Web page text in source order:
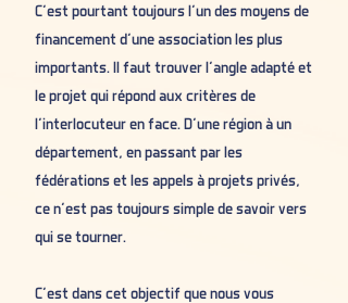
C’est pourtant toujours l'un des moyens de
financement d’une association les plus
importants. Il faut trouver l’angle adapté et
le projet qui répond aux critères de
l'interlocuteur en face. D’une région à un
département, en passant par les
fédérations et les appels à projets privés,
ce n’est pas toujours simple de savoir vers
qui se tourner.
C’est dans cet objectif que nous vous